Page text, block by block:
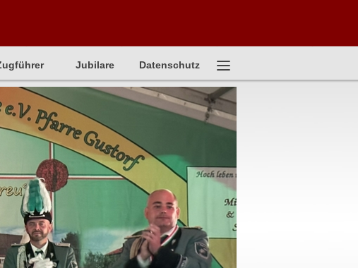
Jubilare Datenschutz